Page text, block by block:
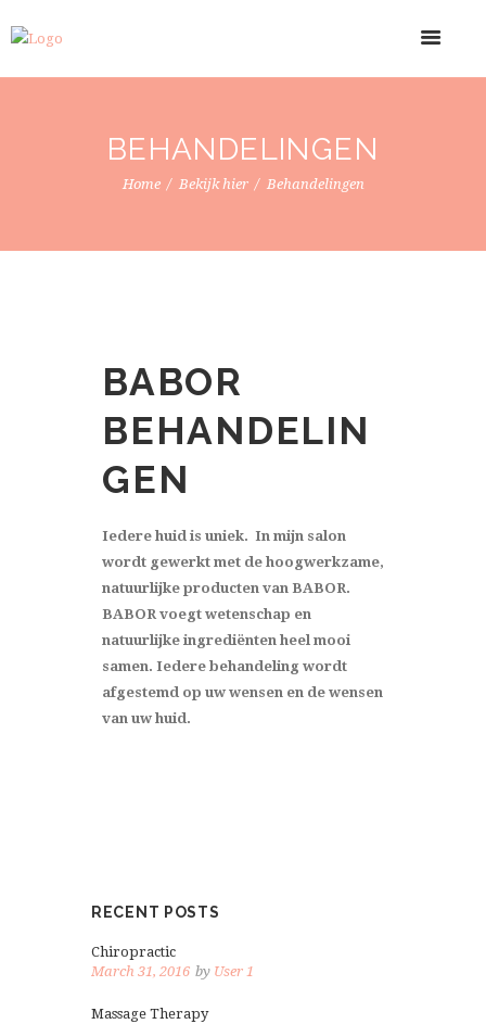
BEHANDELINGEN
Home Bekijk hier Behandelingen
BABOR
BEHANDELIN
GEN
Iedere huid is uniek. In mijn salon
wordt gewerkt met de hoogwerkzame,
natuurlijke producten van BABOR.
BABOR voegt wetenschap en
natuurlijke ingrediënten heel mooi
samen. Iedere behandeling wordt
afgestemd op uw wensen en de wensen
van uw huid.
RECENT POSTS
Chiropractic
March 31, 2016 by User 1
Massage Therapy